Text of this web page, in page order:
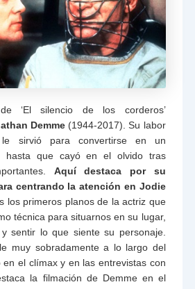
‘El silencio de los corderos’
Demme (1944-2017). Su labor
sirvió para convertirse en un
hasta que cayó en el olvido tras
Aquí destaca por su
centrando la atención en Jodie
los primeros planos de la actriz que
técnica para situarnos en su lugar,
sentir lo que siente su personaje.
muy sobradamente a lo largo del
el clímax y en las entrevistas con
la filmación de Demme en el